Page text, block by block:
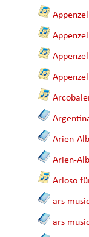
Arien-
Arien-
Arioso
ars
ars